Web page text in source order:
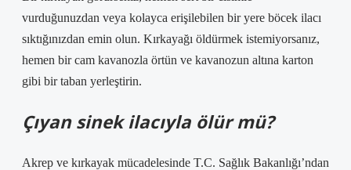
vurduğunuzdan veya kolayca erişilebilen bir yere böcek ilacı
sıktığınızdan emin olun. Kırkayağı öldürmek istemiyorsanız,
hemen bir cam kavanozla örtün ve kavanozun altına karton
gibi bir taban yerleştirin.
Çıyan sinek ilacıyla ölür mü?
Akrep ve kırkayak mücadelesinde T.C. Sağlık Bakanlığı’ndan